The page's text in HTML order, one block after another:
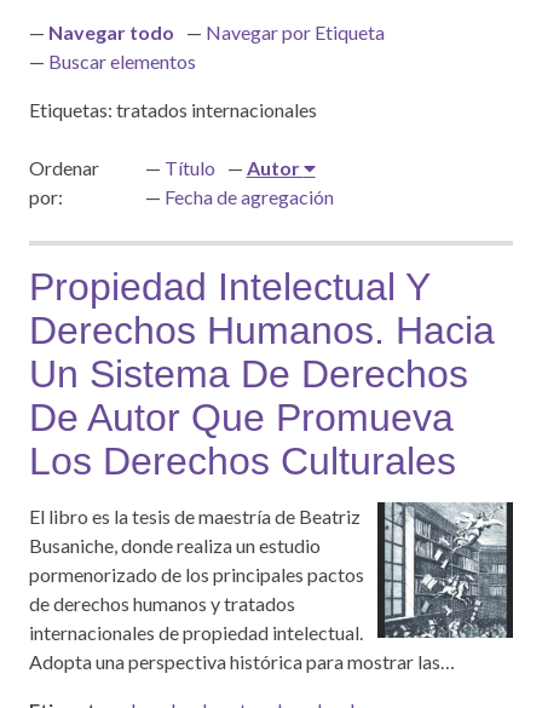
Navegar todo
Navegar por Etiqueta
Buscar elementos
Etiquetas: tratados internacionales
Ordenar
por:
Título
Autor
Fecha de agregación
Propiedad Intelectual Y
Derechos Humanos. Hacia
Un Sistema De Derechos
De Autor Que Promueva
Los Derechos Culturales
El libro es la tesis de maestría de Beatriz
Busaniche, donde realiza un estudio
pormenorizado de los principales pactos
de derechos humanos y tratados
internacionales de propiedad intelectual.
Adopta una perspectiva histórica para mostrar las…